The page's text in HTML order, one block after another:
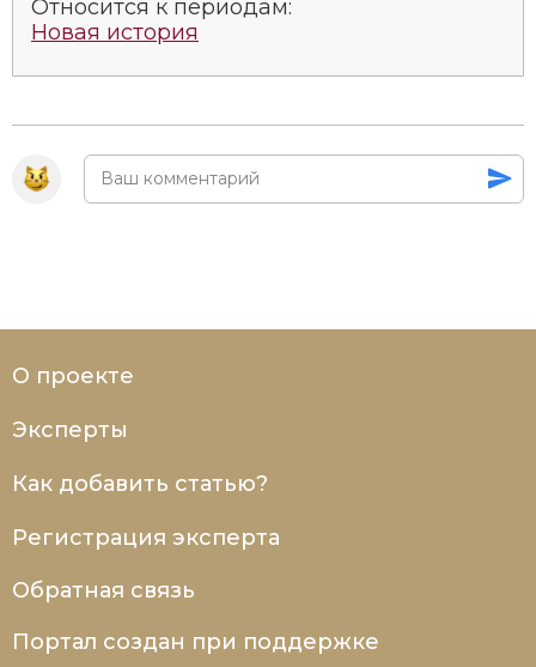
Россия
Специальные исторические дисциплины
Относится к периодам:
Новая история
О проекте
Эксперты
Как добавить статью?
Регистрация эксперта
Обратная связь
Портал создан при поддержке